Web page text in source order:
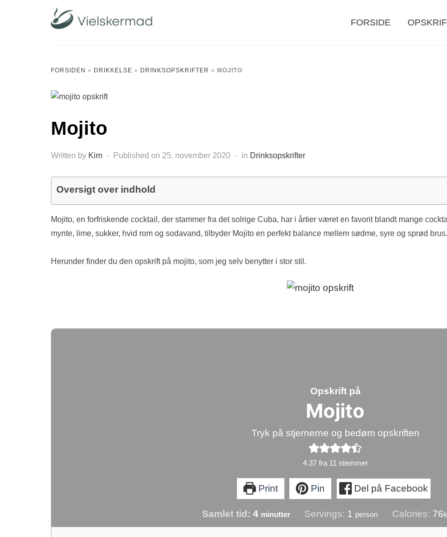
FORSIDE
FORSIDEN » DRIKKELSE » DRINKSOPSKRIFTER » MOJITO
Mojito
Written by Kim Published on 25. november 2020 in Drinksopskrifter
Oversigt over indhold
Mojito, en forfriskende cocktail, der stammer fra det solrige Cuba, har i årtier været en favorit blandt mange
mynte, lime, sukker, hvid rom og sodavand, tilbyder Mojito en perfekt balance mellem sødme, syre og sprød brus.
Herunder finder du den opskrift på mojito, som jeg selv benytter i stor stil.
Opskrift på
Mojito
Tryk på stjernerne og bedøm opskriften
4.37fra 11 stemmer
Print Pin Del på Facebook
Samlet tid:4minutter
minutter Servings: 1 person Calories: 76